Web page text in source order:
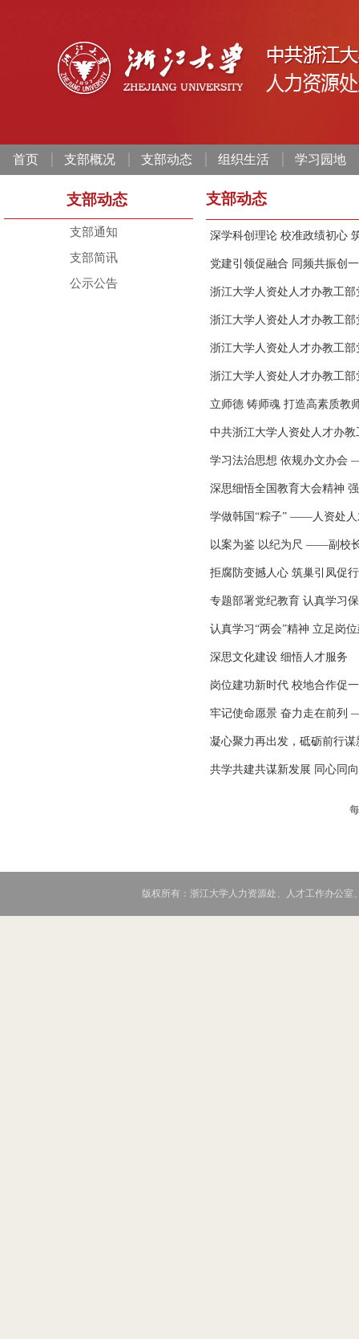
首页 支部概况 支部动态 组织生活 学习园地
支部动态
支部通知
支部简讯
公示公告
支部动态
深学科创理论 校准政绩初心
党建引领促融合 同频共振创
浙江大学人资处人才办教工
浙江大学人资处人才办教工
浙江大学人资处人才办教工
浙江大学人资处人才办教工
立师德 铸师魂 打造高素质
中共浙江大学人资处人才办
学习法治思想 依规办文办会
深思细悟全国教育大会精神
学做韩国“粽子” ——人资处人
以案为鉴 以纪为尺 ——副校
拒腐防变撼人心 筑巢引凤促
专题部署党纪教育 认真学习
认真学习“两会”精神 立足岗
深思文化建设 细悟人才服务
岗位建功新时代 校地合作促
牢记使命愿景 奋力走在前列
凝心聚力再出发，砥砺前行谋
共学共建共谋新发展 同心同
版权所有：浙江大学人力资源处、人才工作办公